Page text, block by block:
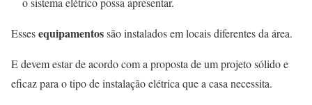
Essesequipamentossão instalados em locais diferentes da área.
E devem estar de acordo com a proposta de um projeto sólido e
eficaz para o tipo de instalação elétrica que a casa necessita.